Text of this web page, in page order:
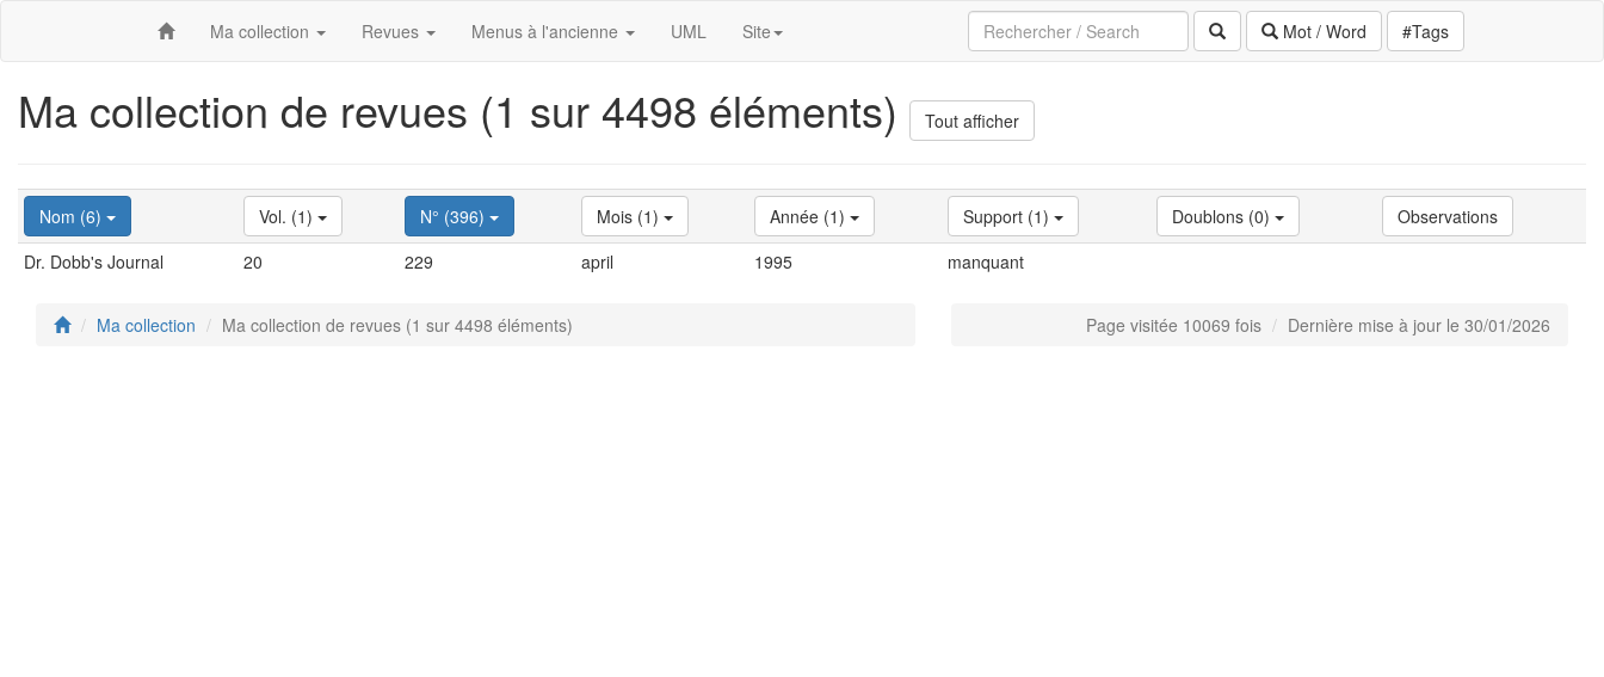
Ma collection Revues Menus à l'ancienne UML Site Mot / Word #Tags
Ma collection de revues (1 sur 4498 éléments) Tout afficher
Nom (6) Vol. (1) N° (396) Mois (1) Année (1) Support (1) Doublons (0)
Observations
Dr. Dobb's Journal
20 229 april 1995 manquant
Ma collection Ma collection de revues (1 sur 4498 éléments) Page visitée 10069 fois Dernière mise à jour le 30/01/2026